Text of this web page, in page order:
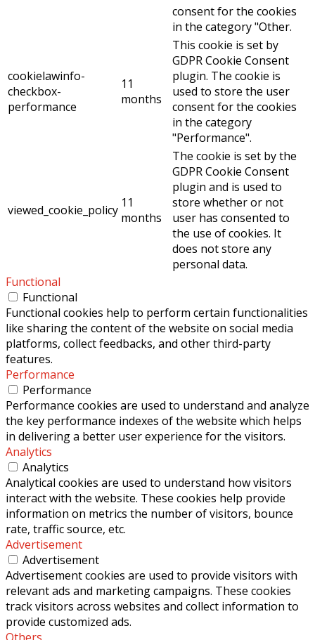
consent for the cookies
in the category "Other.
cookielawinfo-
checkbox-
performance
11
months
This cookie is set by
GDPR Cookie Consent
plugin. The cookie is
used to store the user
consent for the cookies
in the category
"Performance".
viewed_cookie_policy 11
months
The cookie is set by the
GDPR Cookie Consent
plugin and is used to
store whether or not
user has consented to
the use of cookies. It
does not store any
personal data.
Functional
Functional
Functional cookies help to perform certain functionalities
like sharing the content of the website on social media
platforms, collect feedbacks, and other third-party
features.
Performance
Performance
Performance cookies are used to understand and analyze
the key performance indexes of the website which helps
in delivering a better user experience for the visitors.
Analytics
Analytics
Analytical cookies are used to understand how visitors
interact with the website. These cookies help provide
information on metrics the number of visitors, bounce
rate, traffic source, etc.
Advertisement
Advertisement
Advertisement cookies are used to provide visitors with
relevant ads and marketing campaigns. These cookies
track visitors across websites and collect information to
provide customized ads.